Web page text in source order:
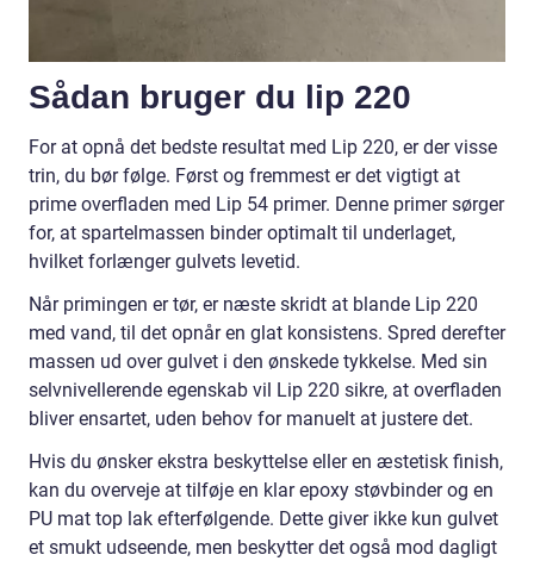
Sådan bruger du lip 220
For at opnå det bedste resultat med Lip 220, er der visse
trin, du bør følge. Først og fremmest er det vigtigt at
prime overfladen med Lip 54 primer. Denne primer sørger
for, at spartelmassen binder optimalt til underlaget,
hvilket forlænger gulvets levetid.
Når primingen er tør, er næste skridt at blande Lip 220
med vand, til det opnår en glat konsistens. Spred derefter
massen ud over gulvet i den ønskede tykkelse. Med sin
selvnivellerende egenskab vil Lip 220 sikre, at overfladen
bliver ensartet, uden behov for manuelt at justere det.
Hvis du ønsker ekstra beskyttelse eller en æstetisk finish,
kan du overveje at tilføje en klar epoxy støvbinder og en
PU mat top lak efterfølgende. Dette giver ikke kun gulvet
et smukt udseende, men beskytter det også mod dagligt